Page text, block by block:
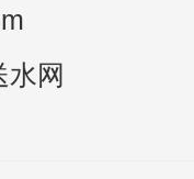
水网